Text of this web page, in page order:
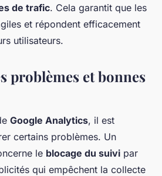
de trafic. Cela garantit que les
et répondent efficacement
utilisateurs.
problèmes et bonnes
Google Analytics, il est
certains problèmes. Un
le blocage du suivi par
qui empêchent la collecte